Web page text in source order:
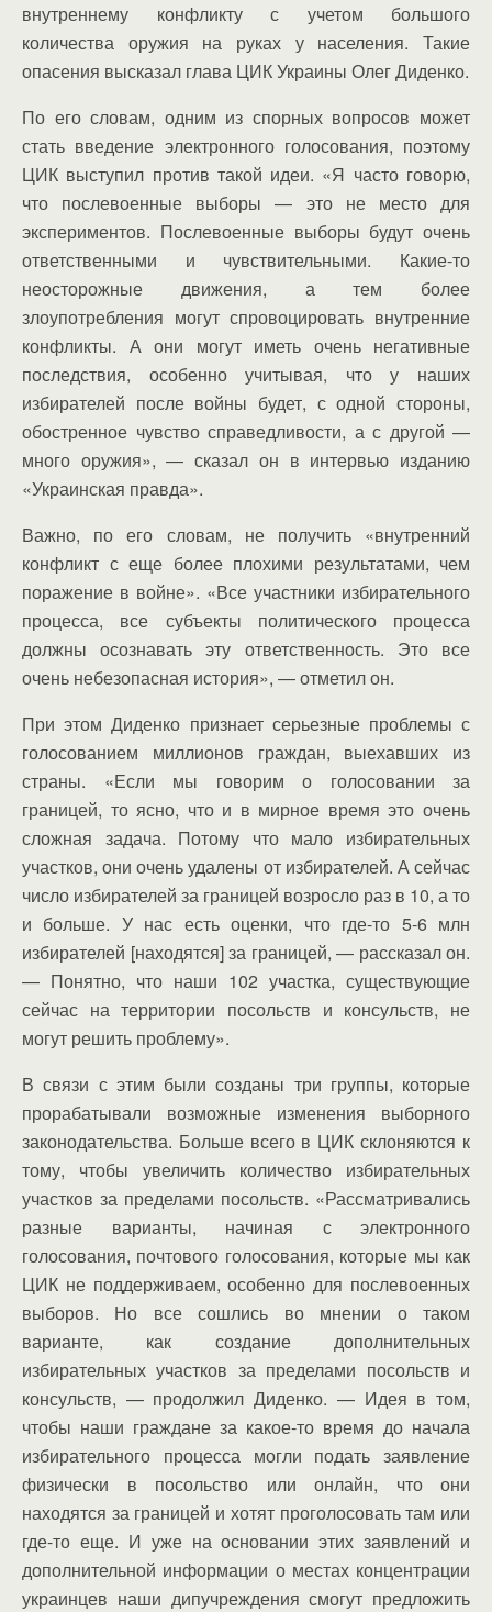
внутреннему конфликту с учетом большого
количества оружия на руках у населения. Такие
опасения высказал глава ЦИК Украины Олег Диденко.
По его словам, одним из спорных вопросов может
стать введение электронного голосования, поэтому
ЦИК выступил против такой идеи. «Я часто говорю,
что послевоенные выборы — это не место для
экспериментов. Послевоенные выборы будут очень
ответственными и чувствительными. Какие-то
неосторожные движения, а тем более
злоупотребления могут спровоцировать внутренние
конфликты. А они могут иметь очень негативные
последствия, особенно учитывая, что у наших
избирателей после войны будет, с одной стороны,
обостренное чувство справедливости, а с другой —
много оружия», — сказал он в интервью изданию
«Украинская правда».
Важно, по его словам, не получить «внутренний
конфликт с еще более плохими результатами, чем
поражение в войне». «Все участники избирательного
процесса, все субъекты политического процесса
должны осознавать эту ответственность. Это все
очень небезопасная история», — отметил он.
При этом Диденко признает серьезные проблемы с
голосованием миллионов граждан, выехавших из
страны. «Если мы говорим о голосовании за
границей, то ясно, что и в мирное время это очень
сложная задача. Потому что мало избирательных
участков, они очень удалены от избирателей. А сейчас
число избирателей за границей возросло раз в 10, а то
и больше. У нас есть оценки, что где-то 5-6 млн
избирателей [находятся] за границей, — рассказал он.
— Понятно, что наши 102 участка, существующие
сейчас на территории посольств и консульств, не
могут решить проблему».
В связи с этим были созданы три группы, которые
прорабатывали возможные изменения выборного
законодательства. Больше всего в ЦИК склоняются к
тому, чтобы увеличить количество избирательных
участков за пределами посольств. «Рассматривались
разные варианты, начиная с электронного
голосования, почтового голосования, которые мы как
ЦИК не поддерживаем, особенно для послевоенных
выборов. Но все сошлись во мнении о таком
варианте, как создание дополнительных
избирательных участков за пределами посольств и
консульств, — продолжил Диденко. — Идея в том,
чтобы наши граждане за какое-то время до начала
избирательного процесса могли подать заявление
физически в посольство или онлайн, что они
находятся за границей и хотят проголосовать там или
где-то еще. И уже на основании этих заявлений и
дополнительной информации о местах концентрации
украинцев наши дипучреждения смогут предложить